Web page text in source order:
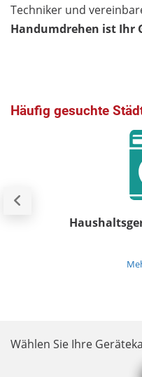
Techniker und
Handumdrehen ist Ihr
Häufig gesuchte
Wählen Sie Ihre